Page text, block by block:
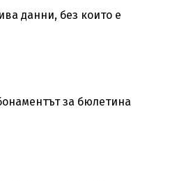
данни, без които е
за бюлетина